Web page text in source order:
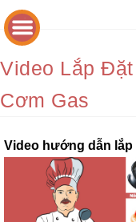
Video Lắp
Cơm Gas
Video hướng dẫn